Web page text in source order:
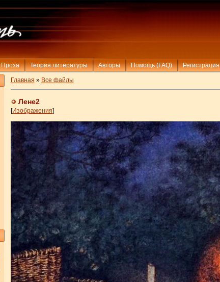
Проза Теория литературы Авторы Помощь (FAQ) Регистрация
Главная » Все файлы
Лене2
[Изображения]